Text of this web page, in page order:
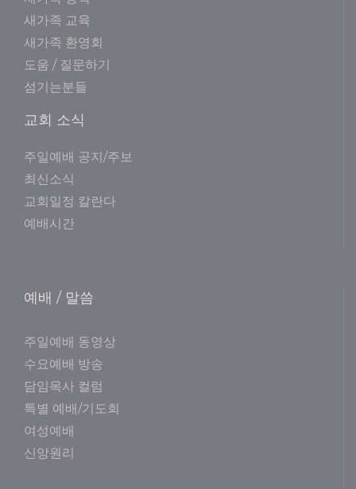
새가족 교육
새가족 환영회
도움 / 질문하기
섬기는분들
교회 소식
주일예배 공지/주보
최신소식
교회일정 칼란다
예배시간
예배 / 말씀
주일예배 동영상
수요예배 방송
담임목사 컬럼
특별 예배/기도회
여성예배
신앙원리